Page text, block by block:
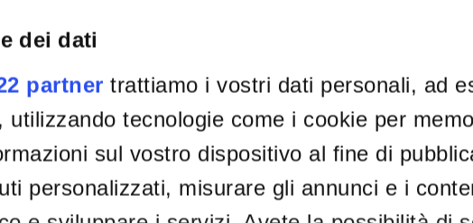
dei dati
partner trattiamo i vostri dati personali, ad
utilizzando tecnologie come i cookie per
sul vostro dispositivo al fine di
personalizzati, misurare gli annunci e i